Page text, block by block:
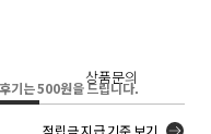
상품문의
기는 500원을 드립니다.
적립금 지급 기준 보기